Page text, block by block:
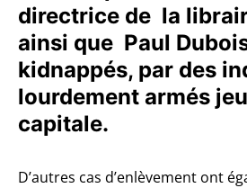
directrice de la
ainsi que Paul
kidnappés, par des
lourdement armés
capitale.
D’autres cas d’enlèvement ont